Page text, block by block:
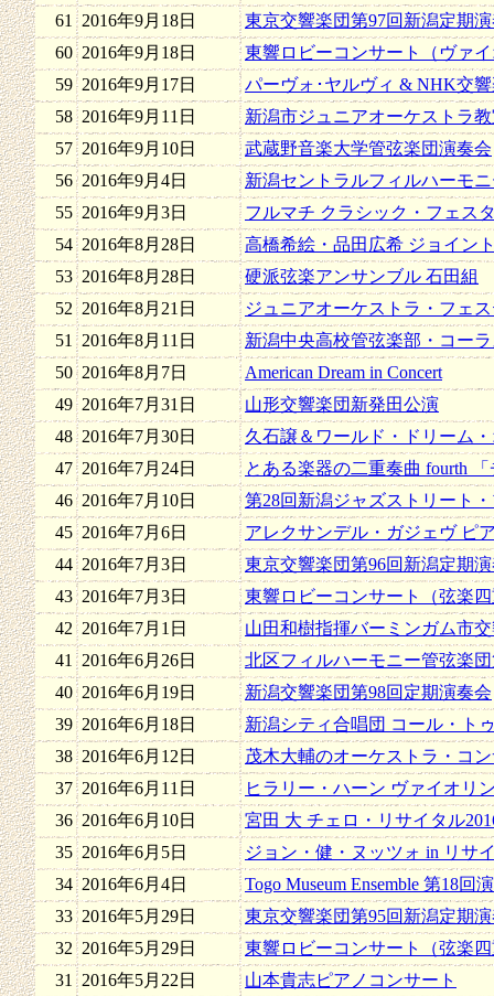
61 2016年9月18日
東京交響楽団第97回新潟定期
60 2016年9月18日
東響ロビーコンサート（ヴァ
59 2016年9月17日
パーヴォ･ヤルヴィ & NHK交
58 2016年9月11日
新潟市ジュニアオーケストラ
57 2016年9月10日
武蔵野音楽大学管弦楽団演奏会
56 2016年9月4日
新潟セントラルフィルハーモ
55 2016年9月3日
フルマチ クラシック・フェス
54 2016年8月28日
高橋希絵・品田広希 ジョイン
53 2016年8月28日
硬派弦楽アンサンブル 石田組
52 2016年8月21日
ジュニアオーケストラ・フェ
51 2016年8月11日
新潟中央高校管弦楽部・コーラ
50 2016年8月7日
American Dream in Concert
49 2016年7月31日
山形交響楽団新発田公演
48 2016年7月30日
久石譲＆ワールド・ドリーム
47 2016年7月24日
とある楽器の二重奏曲 fourth
46 2016年7月10日
第28回新潟ジャズストリート
45 2016年7月6日
アレクサンデル・ガジェヴ ピ
44 2016年7月3日
東京交響楽団第96回新潟定期
43 2016年7月3日
東響ロビーコンサート（弦楽
42 2016年7月1日
山田和樹指揮バーミンガム市
41 2016年6月26日
北区フィルハーモニー管弦楽
40 2016年6月19日
新潟交響楽団第98回定期演奏会
39 2016年6月18日
新潟シティ合唱団 コール・ト
38 2016年6月12日
茂木大輔のオーケストラ・コ
37 2016年6月11日
ヒラリー・ハーン ヴァイオリ
36 2016年6月10日
宮田 大 チェロ・リサイタル
35 2016年6月5日
ジョン・健・ヌッツォ in リサ
34 2016年6月4日
Togo Museum Ensemble 第18回
33 2016年5月29日
東京交響楽団第95回新潟定期
32 2016年5月29日
東響ロビーコンサート（弦楽
31 2016年5月22日
山本貴志ピアノコンサート